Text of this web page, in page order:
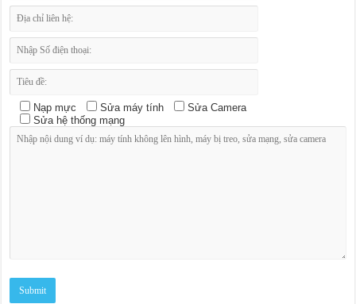
Nạp mực Sửa máy tính
Sửa Camera
Sửa hệ thống mạng